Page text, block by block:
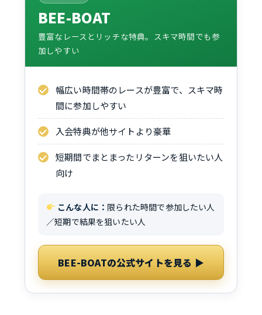
BEE-BOAT
豊富なレースとリッチな特典。スキマ時間でも参
加しやすい
幅広い時間帯のレースが豊富で、スキマ時
間に参加しやすい
入会特典が他サイトより豪華
短期間でまとまったリターンを狙いたい人
向け
こんな人に： 限られた時間で参加したい人
／短期で結果を狙いたい人
BEE-BOATの公式サイトを見る ▶